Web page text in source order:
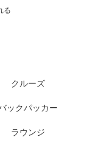
る
クルーズ
ックパッカー
ラウンジ